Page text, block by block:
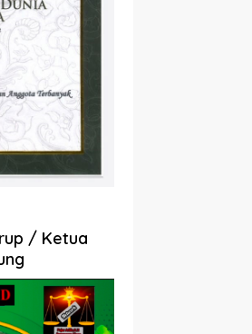
/ Ketua